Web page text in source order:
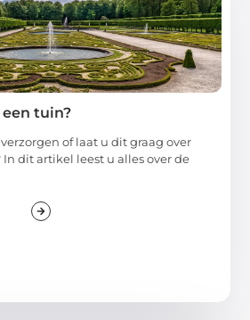
een tuin?
of laat u dit graag over
dit artikel leest u alles over de